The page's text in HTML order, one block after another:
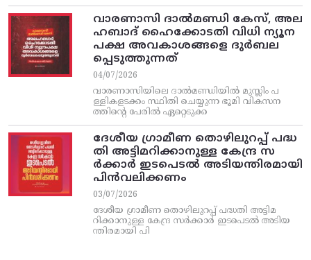
വാരണാസി ദാൽമണ്ഡി കേസ്, അല
ഹബാദ് ഹൈക്കോടതി വിധി ന്യൂന
പക്ഷ അവകാശങ്ങളെ ദുർബല
പ്പെടുത്തുന്നത്
04/07/2026
വാരണാസിയിലെ ദാൽമണ്ഡിയിൽ മുസ്ലിം പ
ള്ളികളടക്കം സ്ഥിതി ചെയ്യുന്ന ഭൂമി വികസന
ത്തിന്റെ പേരിൽ ഏറ്റെടുക്ക
ദേശീയ ഗ്രാമീണ തൊഴിലുറപ്പ്‌ പദ്ധ
തി അട്ടിമറിക്കാനുള്ള കേന്ദ്ര സ
ര്‍ക്കാര്‍ ഇടപെടല്‍ അടിയന്തിരമായി
പിന്‍വലിക്കണം
03/07/2026
ദേശീയ ഗ്രാമീണ തൊഴിലുറപ്പ്‌ പദ്ധതി അട്ടിമ
റിക്കാനുള്ള കേന്ദ്ര സര്‍ക്കാര്‍ ഇടപെടല്‍ അടിയ
ന്തിരമായി പി